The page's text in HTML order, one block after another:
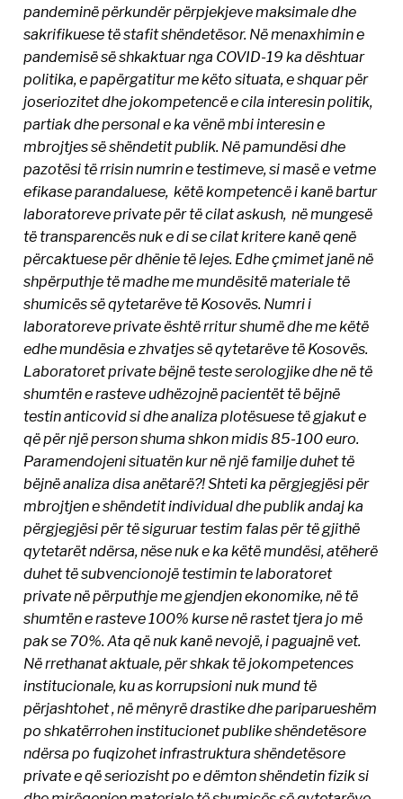
pandeminë përkundër përpjekjeve maksimale dhe
sakrifikuese të stafit shëndetësor. Në menaxhimin e
pandemisë së shkaktuar nga COVID-19 ka dështuar
politika, e papërgatitur me këto situata, e shquar për
joseriozitet dhe jokompetencë e cila interesin politik,
partiak dhe personal e ka vënë mbi interesin e
mbrojtjes së shëndetit publik. Në pamundësi dhe
pazotësi të rrisin numrin e testimeve, si masë e vetme
efikase parandaluese, këtë kompetencë i kanë bartur
laboratoreve private për të cilat askush, në mungesë
të transparencës nuk e di se cilat kritere kanë qenë
përcaktuese për dhënie të lejes. Edhe çmimet janë në
shpërputhje të madhe me mundësitë materiale të
shumicës së qytetarëve të Kosovës. Numri i
laboratoreve private është rritur shumë dhe me këtë
edhe mundësia e zhvatjes së qytetarëve të Kosovës.
Laboratoret private bëjnë teste serologjike dhe në të
shumtën e rasteve udhëzojnë pacientët të bëjnë
testin anticovid si dhe analiza plotësuese të gjakut e
që për një person shuma shkon midis 85-100 euro.
Paramendojeni situatën kur në një familje duhet të
bëjnë analiza disa anëtarë?! Shteti ka përgjegjësi për
mbrojtjen e shëndetit individual dhe publik andaj ka
përgjegjësi për të siguruar testim falas për të gjithë
qytetarët ndërsa, nëse nuk e ka këtë mundësi, atëherë
duhet të subvencionojë testimin te laboratoret
private në përputhje me gjendjen ekonomike, në të
shumtën e rasteve 100% kurse në rastet tjera jo më
pak se 70%. Ata që nuk kanë nevojë, i paguajnë vet.
Në rrethanat aktuale, për shkak të jokompetences
institucionale, ku as korrupsioni nuk mund të
përjashtohet , në mënyrë drastike dhe pariparueshëm
po shkatërrohen institucionet publike shëndetësore
ndërsa po fuqizohet infrastruktura shëndetësore
private e që seriozisht po e dëmton shëndetin fizik si